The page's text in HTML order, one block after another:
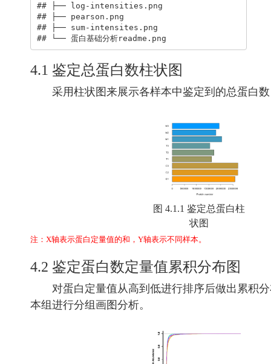
## ├── log-intensities.png
## ├── pearson.png
## ├── sum-intensites.png
## └── 蛋白基础分析readme.png
4.1 鉴定总蛋白数柱状图
采用柱状图来展示各样本中鉴定到的总蛋白数
图 4.1.1 鉴定总蛋白柱
状图
注：X轴表示蛋白定量值的和，Y轴表示不同样本。
4.2 鉴定蛋白数定量值累积分布图
对蛋白定量值从高到低进行排序后做出累积分
本组进行分组画图分析。